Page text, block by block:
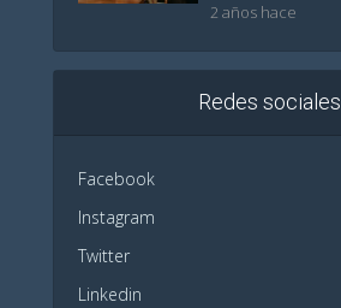
2 años hace
Redes sociales
Facebook
Instagram
Twitter
Linkedin